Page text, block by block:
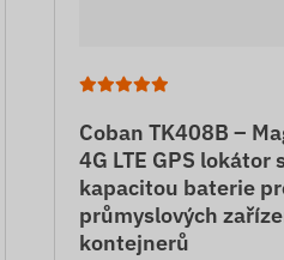
Coban TK408B –
4G LTE GPS lokátor
kapacitou baterie
průmyslových
kontejnerů